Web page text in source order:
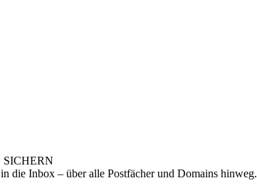
die Inbox – über alle Postfächer und Domains hinweg.